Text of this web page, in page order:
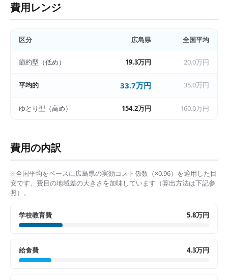
費用レンジ
区分 広島県 全国平均
節約型（低め） 19.3万円 20.0万円
平均的 33.7万円 35.0万円
ゆとり型（高め） 154.2万円 160.0万円
費用の内訳
※全国平均をベースに広島県の実効コスト係数（×0.96）を適用した目
安です。費目の地域差の大きさを加味しています（算出方法は下記参
照）。
学校教育費 5.8万円
給食費 4.3万円